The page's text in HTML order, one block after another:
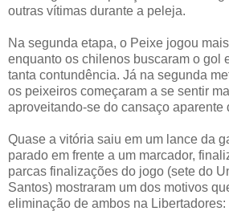
outras vítimas durante a peleja.
Na segunda etapa, o Peixe jogou
enquanto os chilenos buscaram o gol
tanta contundência. Já na segunda
os peixeiros começaram a se sentir
aproveitando-se do cansaço aparente
Quase a vitória saiu em um lance da
parado em frente a um marcador,
parcas finalizações do jogo (sete do
Santos) mostraram um dos motivos
eliminação de ambos na